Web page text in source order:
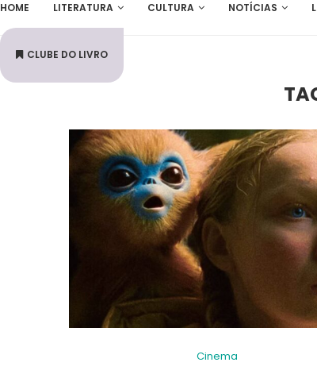
HOME LITERATURA CULTURA NOTÍCIAS
CLUBE DO LIVRO
Cinema